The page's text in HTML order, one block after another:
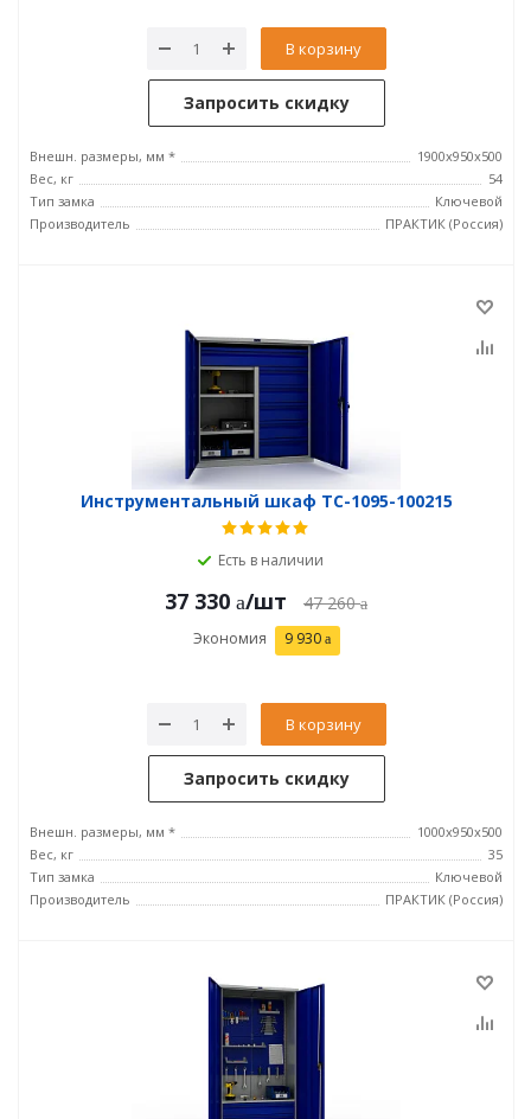
В корзину
Запросить скидку
Внешн. размеры, мм *
1900x950x500
Вес, кг
54
Тип замка
Ключевой
Производитель
ПРАКТИК (Россия)
Инструментальный шкаф TC-1095-100215
Есть в наличии
37 330 /шт 47 260
Экономия 9 930
В корзину
Запросить скидку
Внешн. размеры, мм *
1000x950x500
Вес, кг
35
Тип замка
Ключевой
Производитель
ПРАКТИК (Россия)